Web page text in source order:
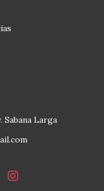
Sabana Larga